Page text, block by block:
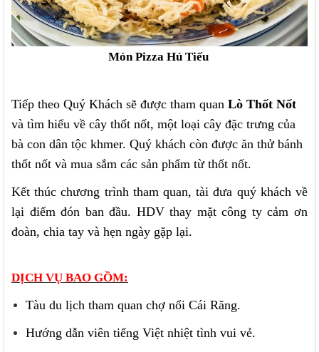
Món Pizza Hủ Tiếu
Tiếp theo Quý Khách sẽ được tham quan Lò Thốt Nốt
và tìm hiểu về cây thốt nốt, một loại cây đặc trưng của
bà con dân tộc khmer. Quý khách còn được ăn thử bánh
thốt nốt và mua sắm các sản phẩm từ thốt nốt.
Kết thúc chương trình tham quan, tài đưa quý khách về
lại điểm đón ban đầu. HDV thay mặt công ty cảm ơn
đoàn, chia tay và hẹn ngày gặp lại.
DỊCH VỤ BAO GỒM:
Tàu du lịch tham quan chợ nổi Cái Răng.
Hướng dẫn viên tiếng Việt nhiệt tình vui vẻ.